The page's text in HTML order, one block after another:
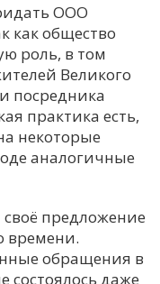
ООО
как общество
роль, в том
Великого
посредника
практика есть,
некоторые
аналогичные
предложение
времени.
обращения в
состоялось даже